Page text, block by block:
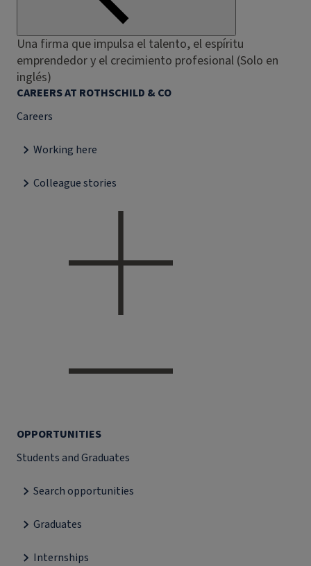
Una firma que impulsa el talento, el espíritu
emprendedor y el crecimiento profesional (Solo en
inglés)
CAREERS AT ROTHSCHILD & CO
Careers
Working here
Colleague stories
OPPORTUNITIES
Students and Graduates
Search opportunities
Graduates
Internships